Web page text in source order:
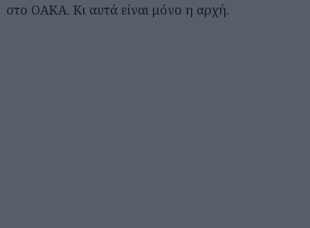
στο ΟΑΚΑ. Κι αυτά είναι μόνο η αρχή.